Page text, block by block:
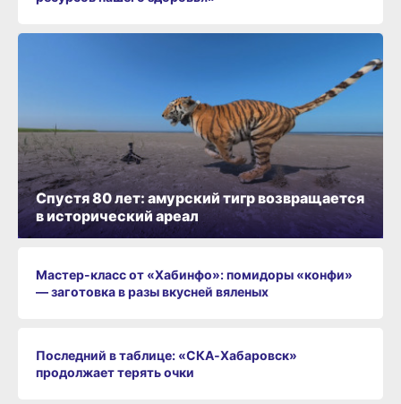
Мастер-класс от «Хабинфо»: помидоры «конфи»
— заготовка в разы вкусней вяленых
Последний в таблице: «СКА‑Хабаровск»
продолжает терять очки
Спустя 80 лет: амурский тигр возвращается
в исторический ареал